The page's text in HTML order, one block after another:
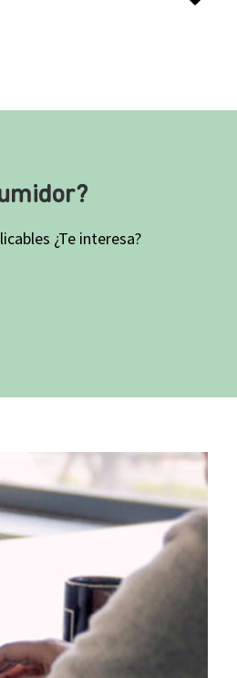
¿Te interesa?